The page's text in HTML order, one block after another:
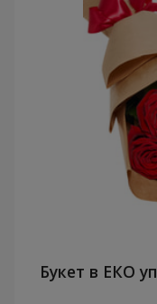
Букет в ЕКО